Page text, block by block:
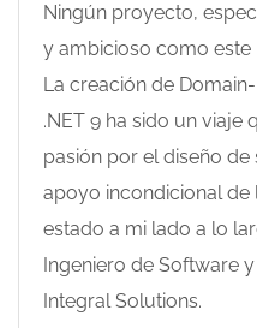
Ningún proyecto,
y ambicioso como este
La creación de
.NET 9 ha sido un viaje
pasión por el diseño
apoyo incondicional de
estado a mi lado a lo
Ingeniero de Software
Integral Solutions.